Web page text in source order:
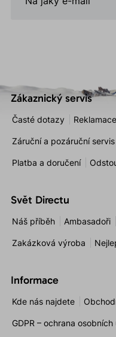
Zákaznický servis
Časté dotazy
Záruční a pozáruční servis
Platba a doručení
Svět Directu
Náš příběh Ambasadoři
Zakázková výroba
Informace
Kde nás najdete
GDPR – ochrana osobních